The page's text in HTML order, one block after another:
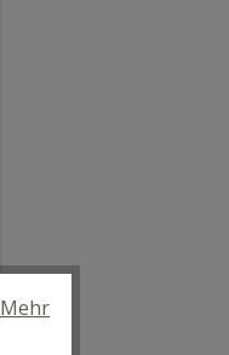
Mehr